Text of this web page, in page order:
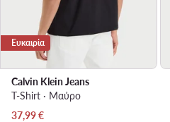
Ευκαιρία
Calvin Klein Jeans
T-Shirt · Μαύρο
Τρέχουσα τιμή
37,99€